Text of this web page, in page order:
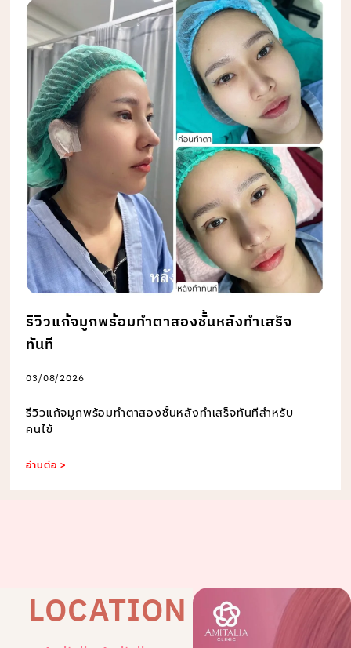
รีวิวแก้จมูกพร้อมทำตาสองชั้นหลังทำเสร็จ
ทันที
03/08/2026
รีวิวแก้จมูกพร้อมทำตาสองชั้นหลังทำเสร็จทันทีสำหรับ
คนไข้
อ่านต่อ >
LOCATION